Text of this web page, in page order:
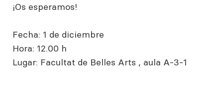
¡Os esperamos!
Fecha: 1 de diciembre
Hora: 12.00 h
Lugar: Facultat de Belles Arts , aula A-3-1